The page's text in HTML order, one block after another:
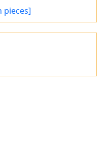
pieces]